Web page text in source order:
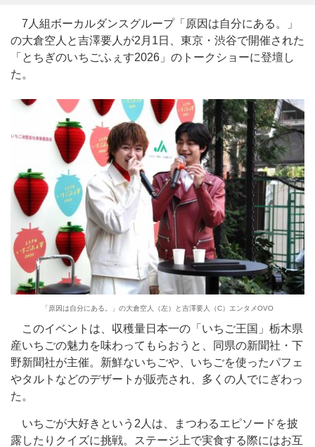
7人組ボーカルダンスグループ「原因は自分にある。」
の大倉空人と吉澤要人が2月1日、東京・渋谷で開催された
「とちぎのいちごふぇす2026」のトークショーに登壇し
た。
「原因は自分にある。」の大倉空人（左）と吉澤要人（C）エンタメOVO
このイベントは、収穫量日本一の「いちご王国」栃木県
産いちごの魅力を味わってもらおうと、同県の新聞社・下
野新聞社が主催。新鮮ないちごや、いちごを使ったパフェ
やタルトなどのデザートが販売され、多くの人でにぎわっ
た。
いちごが大好きという2人は、まつわるエピソードを披
露したりクイズに挑戦。ステージ上で実食する際にはお互